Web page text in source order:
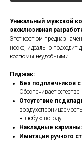
Уникальный мужской
эксклюзивная
Этот костюм
носке, идеально подходит
костюмы неудобными.
Пиджак:
Без подплечников
Обеспечивает
Отсутствие
в любую погоду.
Накладные карманы:
Имитация ручного